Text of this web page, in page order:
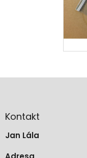
aKontakt
Jan Lála